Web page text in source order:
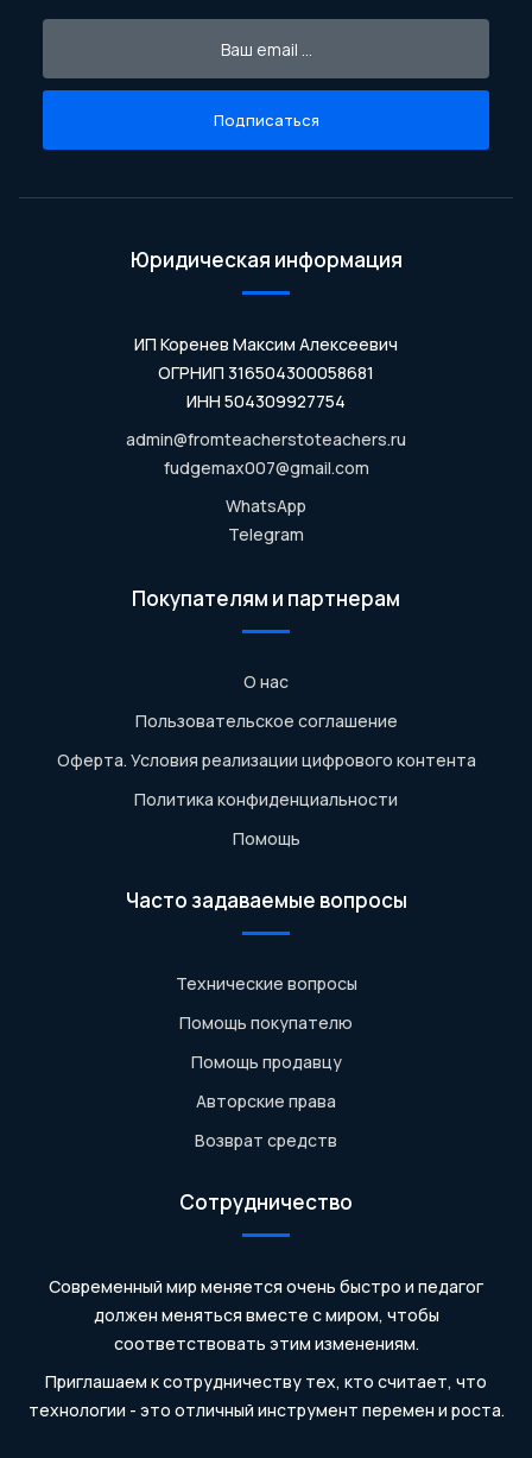
Подписаться
Юридическая информация
ИП Коренев Максим Алексеевич
ОГРНИП 316504300058681
ИНН 504309927754
admin@fromteacherstoteachers.ru
fudgemax007@gmail.com
WhatsApp
Telegram
Покупателям и партнерам
О нас
Пользовательское соглашение
Оферта. Условия реализации цифрового контента
Политика конфиденциальности
Помощь
Часто задаваемые вопросы
Технические вопросы
Помощь покупателю
Помощь продавцу
Авторские права
Возврат средств
Сотрудничество
Современный мир меняется очень быстро и педагог
должен меняться вместе с миром, чтобы
соответствовать этим изменениям.
Приглашаем к сотрудничеству тех, кто считает, что
технологии - это отличный инструмент перемен и роста.